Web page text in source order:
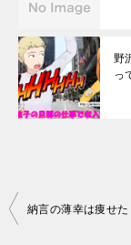
野
っ
投